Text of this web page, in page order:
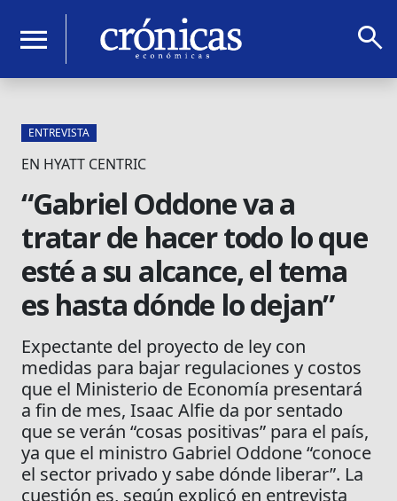
menu search
ENTREVISTA
EN HYATT CENTRIC
“Gabriel Oddone va a
tratar de hacer todo lo que
esté a su alcance, el tema
es hasta dónde lo dejan”
Expectante del proyecto de ley con
medidas para bajar regulaciones y costos
que el Ministerio de Economía presentará
a fin de mes, Isaac Alfie da por sentado
que se verán “cosas positivas” para el país,
ya que el ministro Gabriel Oddone “conoce
el sector privado y sabe dónde liberar”. La
cuestión es, según explicó en entrevista